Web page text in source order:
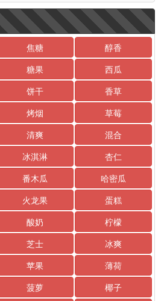
焦糖
醇香
糖果
西瓜
饼干
香草
烤烟
草莓
清爽
混合
冰淇淋
杏仁
番木瓜
哈密瓜
火龙果
蛋糕
酸奶
柠檬
芝士
冰爽
苹果
薄荷
菠萝
椰子